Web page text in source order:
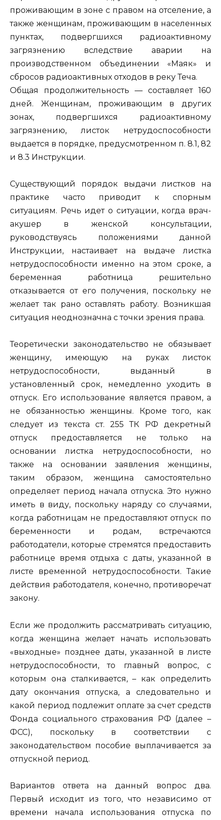
проживающим в зоне с правом на отселение, а
также женщинам, проживающим в населенных
пунктах, подвергшихся радиоактивному
загрязнению вследствие аварии на
производственном объединении «Маяк» и
сбросов радиоактивных отходов в реку Теча.
Общая продолжительность — составляет 160
дней. Женщинам, проживающим в других
зонах, подвергшихся радиоактивному
загрязнению, листок нетрудоспособности
выдается в порядке, предусмотренном п. 8.1, 82
и 8.3 Инструкции.
Существующий порядок выдачи листков на
практике часто приводит к спорным
ситуациям. Речь идет о ситуации, когда врач-
акушер в женской консультации,
руководствуясь положениями данной
Инструкции, настаивает на выдаче листка
нетрудоспособности именно на этом сроке, а
беременная работница решительно
отказывается от его получения, поскольку не
желает так рано оставлять работу. Возникшая
ситуация неоднозначна с точки зрения права.
Теоретически законодательство не обязывает
женщину, имеющую на руках листок
нетрудоспособности, выданный в
установленный срок, немедленно уходить в
отпуск. Его использование является правом, а
не обязанностью женщины. Кроме того, как
следует из текста ст. 255 ТК РФ декретный
отпуск предоставляется не только на
основании листка нетрудоспособности, но
также на основании заявления женщины,
таким образом, женщина самостоятельно
определяет период начала отпуска. Это нужно
иметь в виду, поскольку наряду со случаями,
когда работницам не предоставляют отпуск по
беременности и родам, встречаются
работодатели, которые стремятся предоставить
работнице время отдыха с даты, указанной в
листе временной нетрудоспособности. Такие
действия работодателя, конечно, противоречат
закону.
Если же продолжить рассматривать ситуацию,
когда женщина желает начать использовать
«выходные» позднее даты, указанной в листе
нетрудоспособности, то главный вопрос, с
которым она сталкивается, – как определить
дату окончания отпуска, а следовательно и
какой период подлежит оплате за счет средств
Фонда социального страхования РФ (далее –
ФСС), поскольку в соответствии с
законодательством пособие выплачивается за
отпускной период.
Вариантов ответа на данный вопрос два.
Первый исходит из того, что независимо от
времени начала использования отпуска по